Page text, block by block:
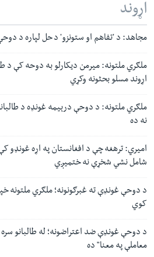
اړوند
مجاهد: د 'تفاهم او ستونزو' د حل لپاره د
ملګري ملتونه: میرمن دیکارلو به دوحه کې د
اړوند مسلو بحثونه وکړي
ملګري ملتونه: د دوحې درېیمه غونډه د
نه ده
امیري: ترهغه چې د افغانستان په اړه غونډو
شامل نشي شخړې نه ختمیږي
د دوحې غونډې ته غبرګونونه؛ ملګري‌ ملتونه
کوي
د دوحې غونډې ضد اعتراضونه؛ له طالبانو
معاملې په معنا" ده